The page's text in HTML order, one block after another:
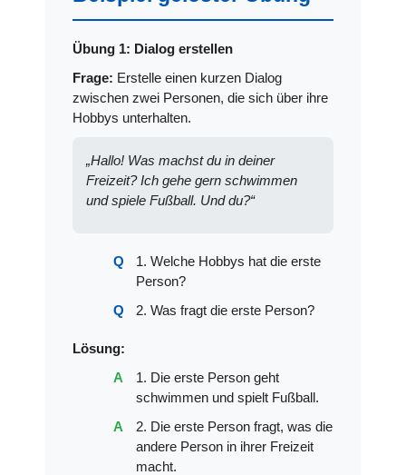
Übung 1: Dialog erstellen
Frage: Erstelle einen kurzen Dialog
zwischen zwei Personen, die sich über ihre
Hobbys unterhalten.
„Hallo! Was machst du in deiner
Freizeit? Ich gehe gern schwimmen
und spiele Fußball. Und du?“
1. Welche Hobbys hat die erste
Person?
2. Was fragt die erste Person?
Lösung:
1. Die erste Person geht
schwimmen und spielt Fußball.
2. Die erste Person fragt, was die
andere Person in ihrer Freizeit
macht.